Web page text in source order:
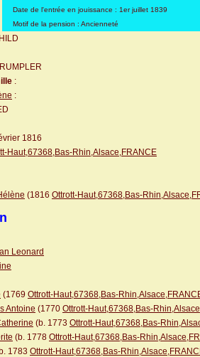
Date de l'entrée en jouissance : 1er juillet 1839
Motif de la pension : Ancienneté
:
:
1816
Haut,67368,Bas-Rhin,Alsace,FRANCE
(1816 Ottrott-Haut,67368,Bas-
Leonard
(1769 Ottrott-Haut,67368,Bas-
Antoine (1770 Ottrott-Haut,67368,Bas-
(b. 1773 Ottrott-Haut,67368,Bas-
(b. 1778 Ottrott-Haut,67368,Bas-
1783 Ottrott-Haut,67368,Bas-